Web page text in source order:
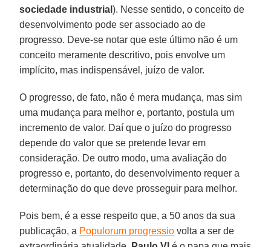
sociedade industrial). Nesse sentido, o conceito de
desenvolvimento pode ser associado ao de
progresso. Deve-se notar que este último não é um
conceito meramente descritivo, pois envolve um
implícito, mas indispensável, juízo de valor.
O progresso, de fato, não é mera mudança, mas sim
uma mudança para melhor e, portanto, postula um
incremento de valor. Daí que o juízo do progresso
depende do valor que se pretende levar em
consideração. De outro modo, uma avaliação do
progresso e, portanto, do desenvolvimento requer a
determinação do que deve prosseguir para melhor.
Pois bem, é a esse respeito que, a 50 anos da sua
publicação, a Populorum progressio volta a ser de